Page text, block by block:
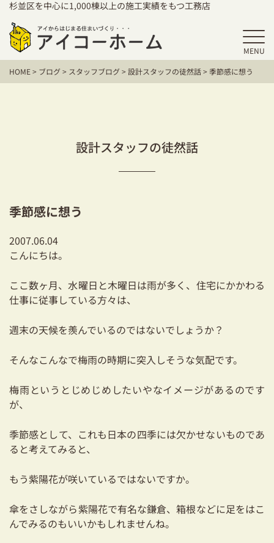
杉並区を中心に1,000棟以上の施工実績をもつ工務店
MENU
HOME
アイコーホームの家づくり
お客様の声
保証／アフターサポート
耐震対策も安心の家づくり
資金計画についてのご相談
ショールーム
お知らせ
HOME> ブログ> スタッフブログ>設計スタッフの徒然話>季節感に想う
設計スタッフの徒然話
季節感に想う
2007.06.04
こんにちは。
ここ数ヶ月、水曜日と木曜日は雨が多く、住宅にかかわる
仕事に従事している方々は、
週末の天候を羨んでいるのではないでしょうか？
そんなこんなで梅雨の時期に突入しそうな気配です。
梅雨というとじめじめしたいやなイメージがあるのです
が、
季節感として、これも日本の四季には欠かせないものであ
ると考えてみると、
もう紫陽花が咲いているではないですか。
傘をさしながら紫陽花で有名な鎌倉、箱根などに足をはこ
んでみるのもいいかもしれませんね。